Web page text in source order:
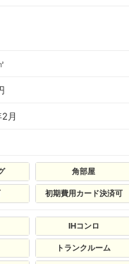
月
角部屋
初期費用カード決済可
IHコンロ
トランクルーム